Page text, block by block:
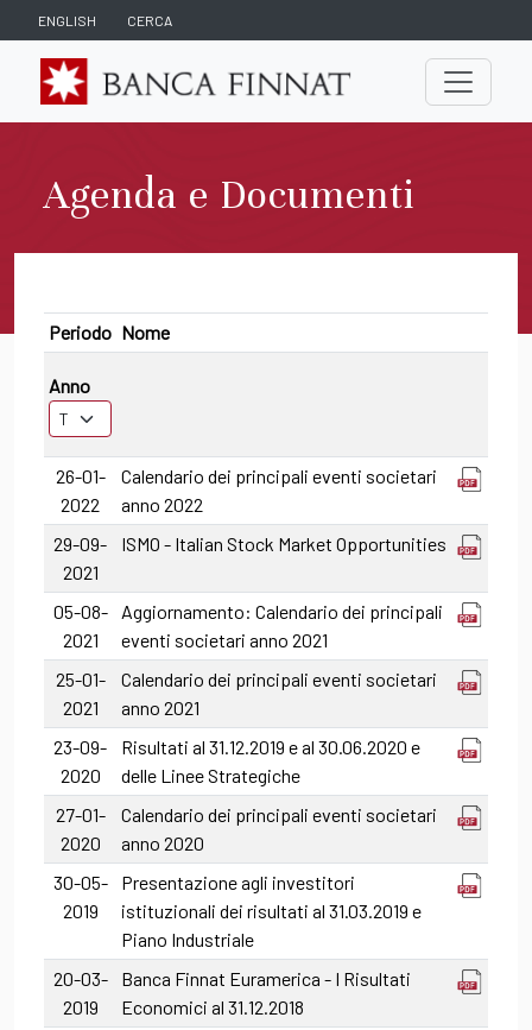
ENGLISH CERCA
Agenda e Documenti
Periodo Nome
Anno
26-01-
2022
Calendario dei principali eventi societari
anno 2022
29-09-
2021
ISMO - Italian Stock Market Opportunities
05-08-
2021
Aggiornamento: Calendario dei principali
eventi societari anno 2021
25-01-
2021
Calendario dei principali eventi societari
anno 2021
23-09-
2020
Risultati al 31.12.2019 e al 30.06.2020 e
delle Linee Strategiche
27-01-
2020
Calendario dei principali eventi societari
anno 2020
30-05-
2019
Presentazione agli investitori
istituzionali dei risultati al 31.03.2019 e
Piano Industriale
20-03-
2019
Banca Finnat Euramerica - I Risultati
Economici al 31.12.2018